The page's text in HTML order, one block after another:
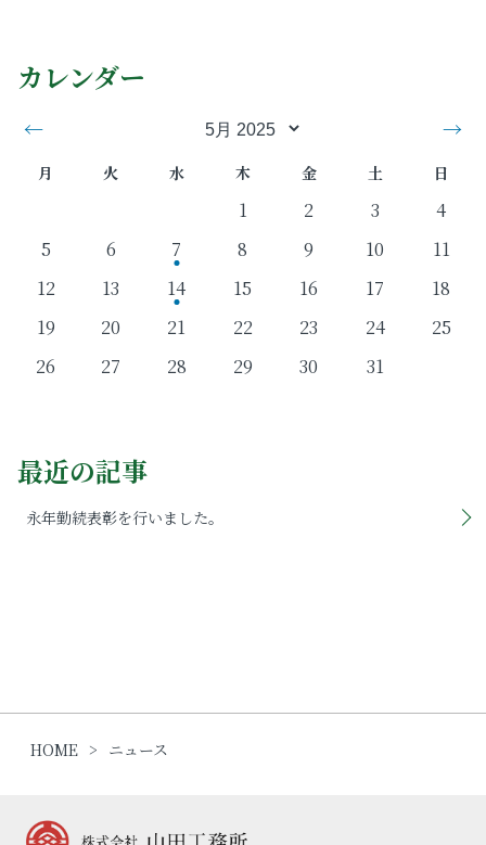
カレンダー
← →
月 火 水 木 金 土 日
1 2 3
4
5
6 7 8 9 10
11
12
13 14 15 16 17
18
19
20 21 22 23 24
25
26
27 28 29 30 31
最近の記事
永年勤続表彰を行いました。
HOME ニュース